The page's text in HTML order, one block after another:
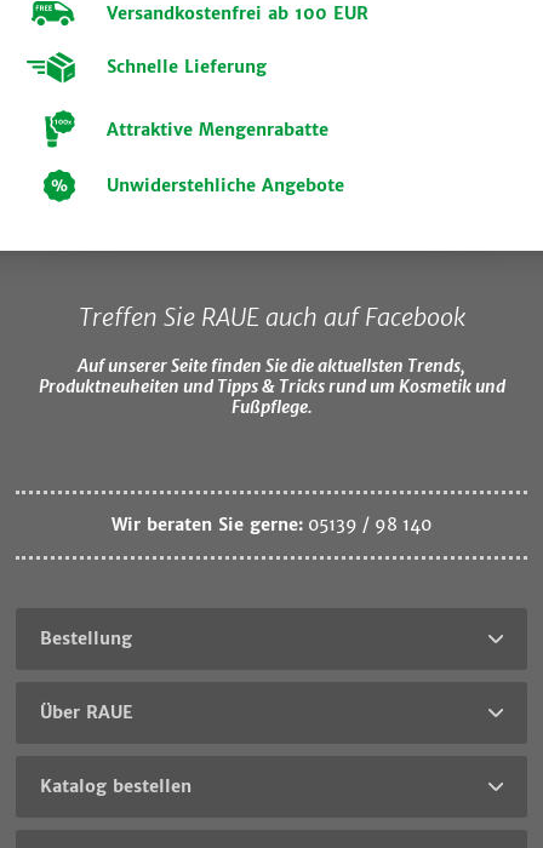
Versandkostenfrei ab 100 EUR
Schnelle Lieferung
Attraktive Mengenrabatte
Unwiderstehliche Angebote
Treffen Sie RAUE auch auf Facebook
Auf unserer Seite finden Sie die aktuellsten Trends,
Produktneuheiten und Tipps & Tricks rund um Kosmetik und
Fußpflege.
Wir beraten Sie gerne: 05139 / 98 140
Bestellung
Über RAUE
Katalog bestellen